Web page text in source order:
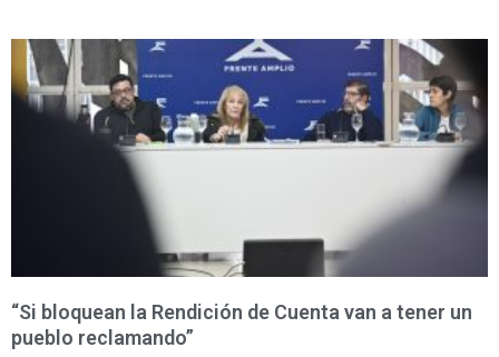
“Si bloquean la Rendición de Cuenta van a tener un
pueblo reclamando”